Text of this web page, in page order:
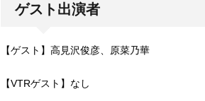
ゲスト出演者
【ゲスト】高見沢俊彦、原菜乃華
【VTRゲスト】なし